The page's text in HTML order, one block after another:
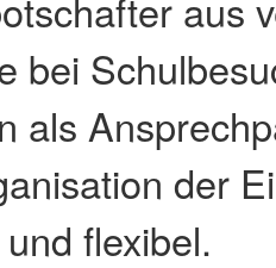
bei
als
der
flexibel.